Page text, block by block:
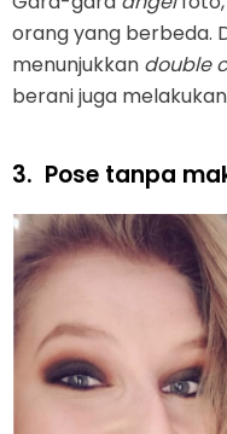
orang yang berbeda.
menunjukkan double
berani juga
3. Pose tanpa